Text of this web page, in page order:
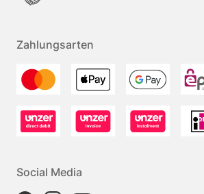
Zahlungsarten
Social Media